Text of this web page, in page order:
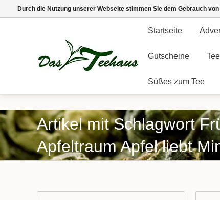
Startseite
Gutscheine Tee
Süßes zum Tee
Artikel mit Schlagwort
Apfeltraum Apfel liebt
Durch die Nutzung unserer Webseite stimmen Sie dem Gebrauch